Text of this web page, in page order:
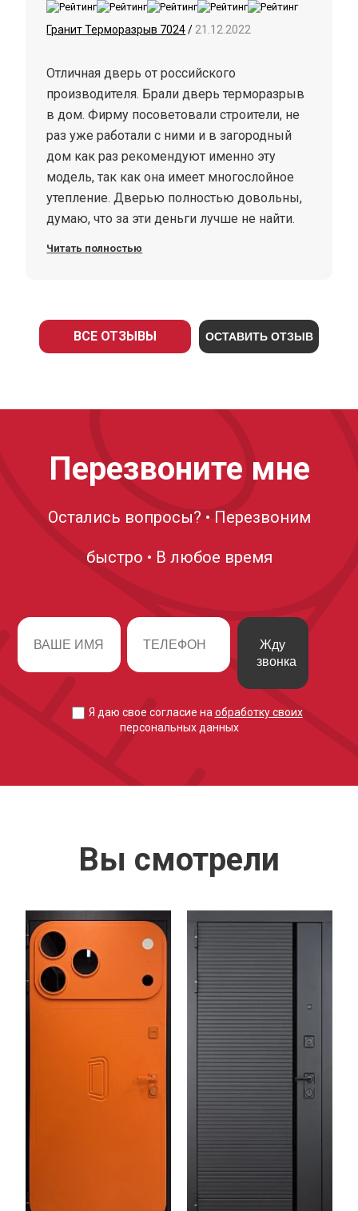
Гранит Терморазрыв 7024/ 21.12.2022
Отличная дверь от российского
производителя. Брали дверь терморазрыв
в дом. Фирму посоветовали строители, не
раз уже работали с ними и в загородный
дом как раз рекомендуют именно эту
модель, так как она имеет многослойное
утепление. Дверью полностью довольны,
думаю, что за эти деньги лучше не найти.
Читать полностью
ВСЕ ОТЗЫВЫ ОСТАВИТЬ ОТЗЫВ
Перезвоните мне
Остались вопросы? • Перезвоним
быстро • В любое время
Жду
звонка
Я даю свое согласие на обработку своих
персональных данных
Вы смотрели